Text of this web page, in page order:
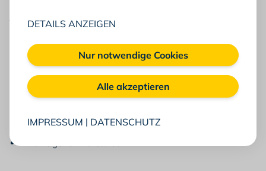
Wir bieten Dir:
Flexible Arbeitszeiten
Einen modernen Arbeitsplatz in Wolfsburg
Einen kooperativen Führungsstil
Internen Wissenstransfer und externe
Zuschuss zur betrieblichen Altersvorsorge
Nur notwendige Cookies
DETAILS ANZEIGEN
Alle akzeptieren
IMPRESSUM | DATENSCHUTZ